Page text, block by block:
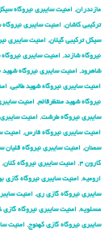
مازندران, امنیت سایبری نیروگاه
ترکیبی کاشان, امنیت سایبری
سیکل ترکیبی گیلان, امنیت سایبری
نیروگاه شازند, امنیت سایبری
شاهرود, امنیت سایبری نیروگاه
امنیت سایبری نیروگاه شهید طالبی,
نیروگاه شهید منتظرقائم, امنیت
سایبری نیروگاه طرشت, امنیت
امنیت سایبری نیروگاه فارس, امنیت
سمنان, امنیت سایبری نیروگاه قلیان
کارون ۴
, امنیت سایبری نیروگاه کلان,
ارومیه, امنیت سایبری نیروگاه گازی
سایبری نیروگاه گازی ری, امنیت
عسلویه, امنیت سایبری نیروگاه
سایبری نیروگاه گازی کهنوج, امنیت